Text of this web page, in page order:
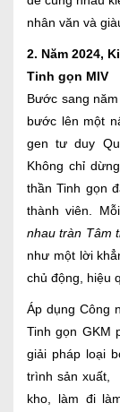
nhân văn và
2. Năm 2024,
Tinh gọn MIV
Bước sang
bước lên một
gen tư duy
Không chỉ
thần Tinh gọn
thành viên.
nhau tràn Tâm
như một lời
chủ động, hiệu
Áp dụng Công
Tinh gọn GKM
giải pháp loại
trình sản xuất,
kho, làm đi